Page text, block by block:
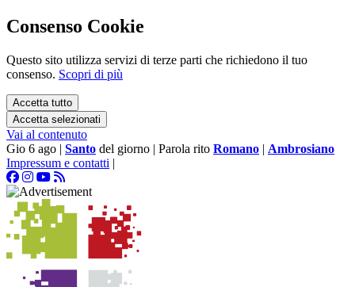
Consenso Cookie
Questo sito utilizza servizi di terze parti che richiedono il tuo
consenso. Scopri di più
Accetta tutto
Accetta selezionati
Vai al contenuto
Gio 6 ago | Santo del giorno | Parola rito Romano | Ambrosiano
Impressum e contatti |